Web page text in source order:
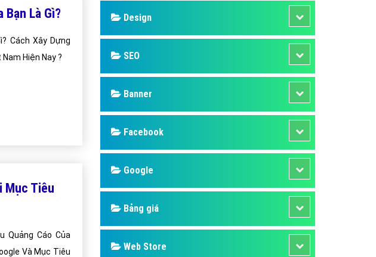
Quảng cáo Youtube
Dịch vụ quảng cáo Youtube
Dịch vụ quảng cáo Cốc Cốc
Dịch vụ quảng cáo Tiktok
Dịch vụ quảng cáo Zalo
Định nghĩa
Bạn Là Gì?
Cách Xây Dựng
Hiện Nay ?
Mục Tiêu
Quảng Cáo Của
Và Mục Tiêu
Design
SEO
Banner
Facebook
Google
Bảng giá
Web Store